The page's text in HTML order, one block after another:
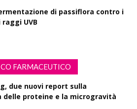
di passiflora contro i
UVB
FARMACEUTICO
due nuovi report sulla
delle proteine e la microgravità